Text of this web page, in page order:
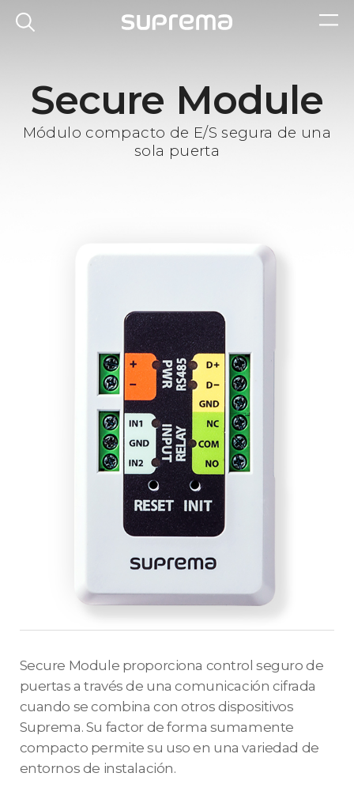
Secure Module
Módulo compacto de E/S segura de una
sola puerta
Secure Module proporciona control seguro de
puertas a través de una comunicación cifrada
cuando se combina con otros dispositivos
Suprema. Su factor de forma sumamente
compacto permite su uso en una variedad de
entornos de instalación.